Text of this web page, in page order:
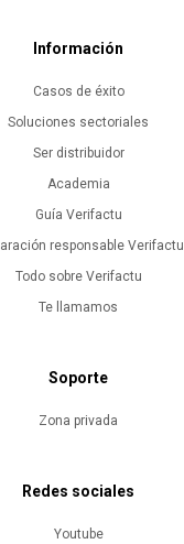
Información
Casos de éxito
Soluciones sectoriales
Ser distribuidor
Academia
Guía Verifactu
responsable Verifactu
Todo sobre Verifactu
Te llamamos
Soporte
Zona privada
Redes sociales
Youtube